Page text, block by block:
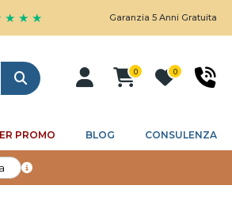
Garanzia 5 Anni Gratuita
Cerca
0 0
PROMO BLOG CONSULENZA